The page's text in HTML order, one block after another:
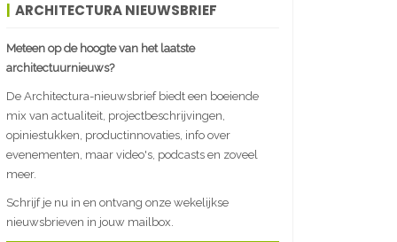
ARCHITECTURA NIEUWSBRIEF
Meteen op de hoogte van het laatste
architectuurnieuws?
De Architectura-nieuwsbrief biedt een boeiende
mix van actualiteit, projectbeschrijvingen,
opiniestukken, productinnovaties, info over
evenementen, maar video's, podcasts en zoveel
meer.
Schrijf je nu in en ontvang onze wekelijkse
nieuwsbrieven in jouw mailbox.